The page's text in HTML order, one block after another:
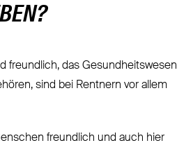
freundlich, das Gesundheitswesen
sind bei Rentnern vor allem
freundlich und auch hier